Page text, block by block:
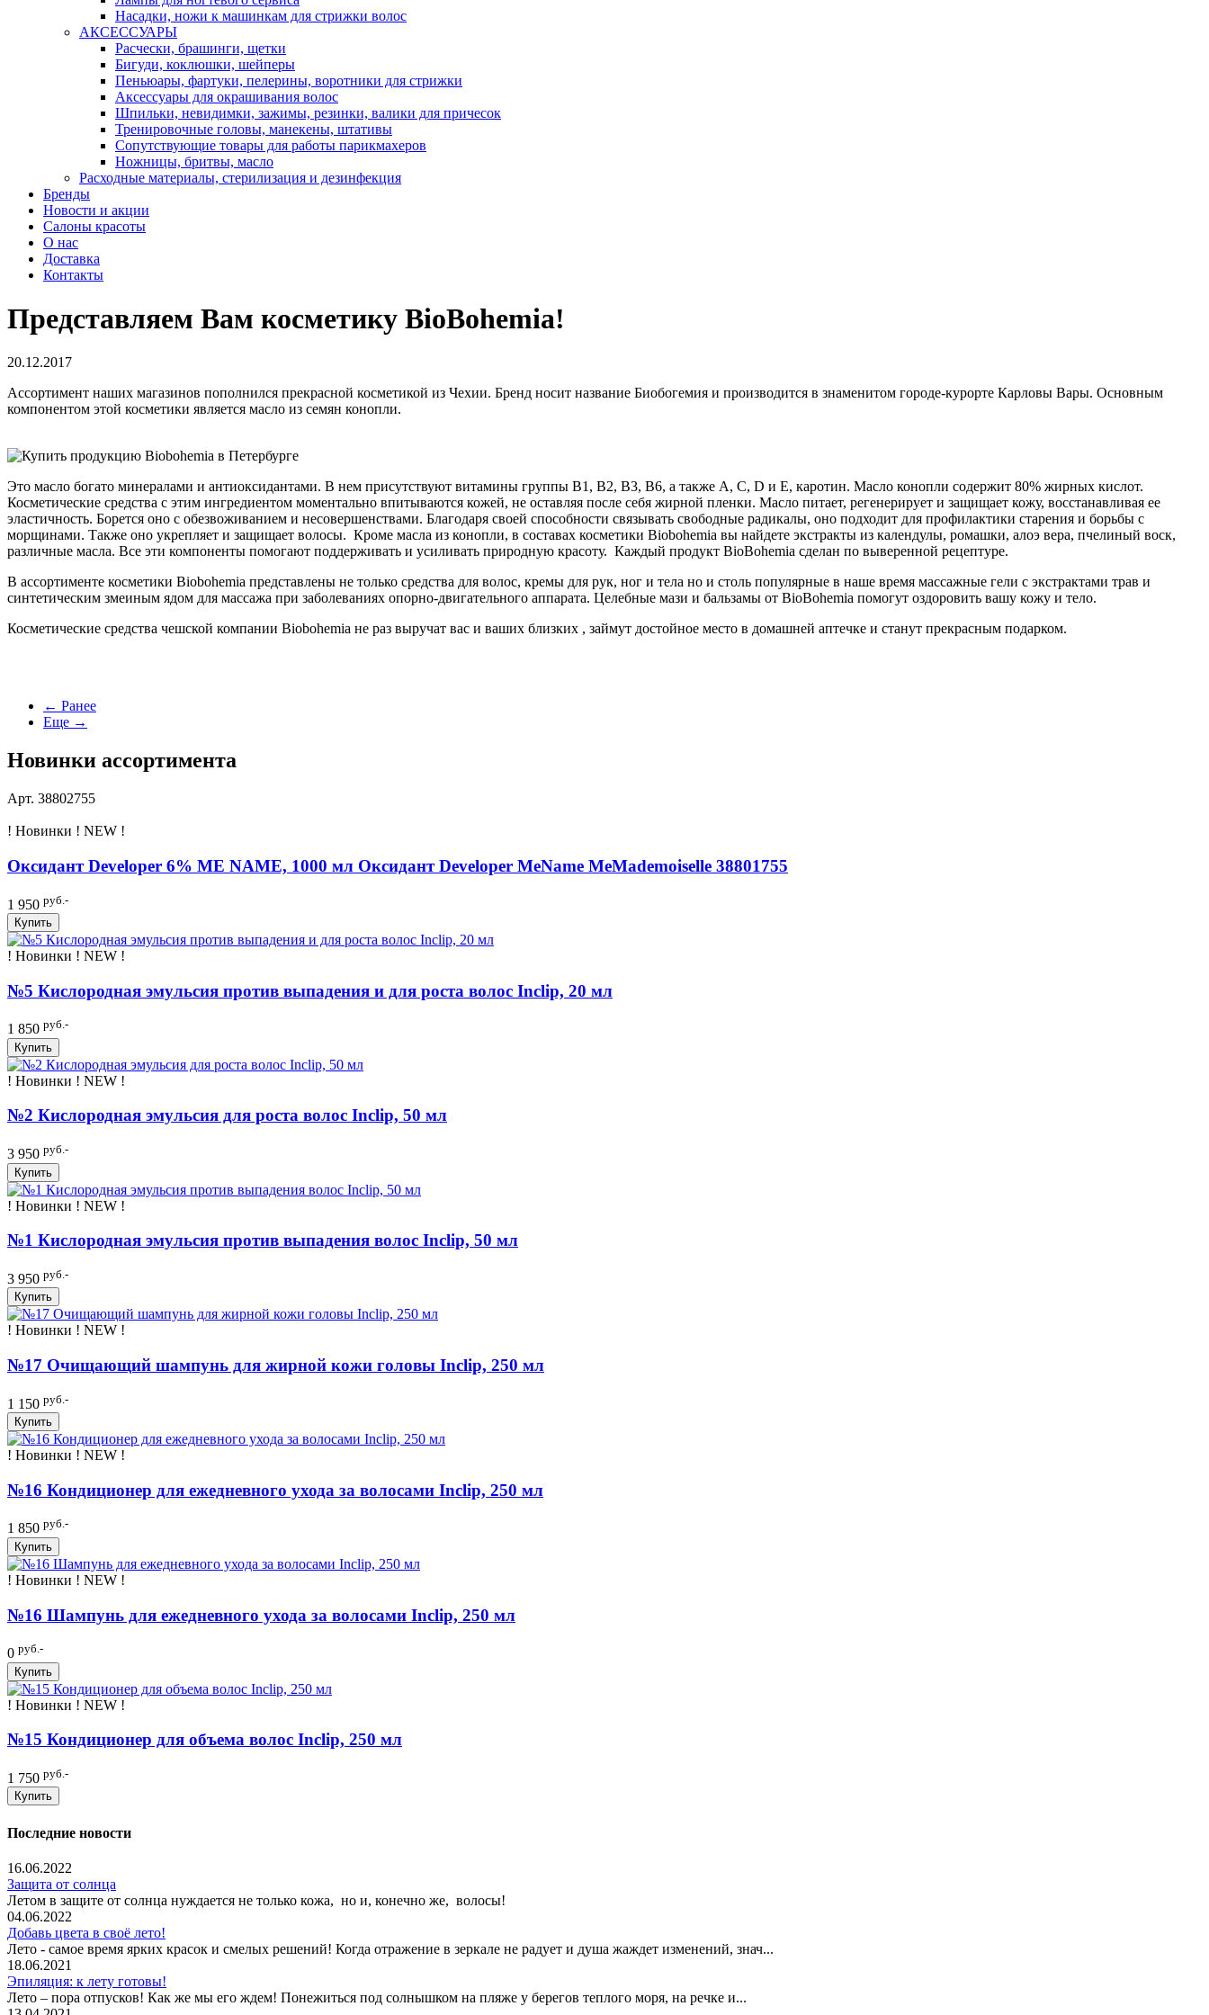
Насадки, ножи к машинкам для стрижки волос
АКСЕССУАРЫ
Расчески, брашинги, щетки
Бигуди, коклюшки, шейперы
Пеньюары, фартуки, пелерины, воротники для стрижки
Аксессуары для окрашивания волос
Шпильки, невидимки, зажимы, резинки, валики для причесок
Тренировочные головы, манекены, штативы
Сопутствующие товары для работы парикмахеров
Ножницы, бритвы, масло
Расходные материалы, стерилизация и дезинфекция
Бренды
Новости и акции
Салоны красоты
О нас
Доставка
Контакты
Представляем Вам косметику BioBohemia!
20.12.2017
Ассортимент наших магазинов пополнился прекрасной косметикой из Чехии. Бренд носит название Биобогемия и производится в знаменитом городе-курорте Карловы Вары. Основным
компонентом этой косметики является масло из семян конопли.
Это масло богато минералами и антиоксидантами. В нем присутствуют витамины группы B1, B2, B3, B6, а также A, C, D и Е, каротин. Масло конопли содержит 80% жирных кислот.
Косметические средства с этим ингредиентом моментально впитываются кожей, не оставляя после себя жирной пленки. Масло питает, регенерирует и защищает кожу, восстанавливая ее
эластичность. Борется оно с обезвоживанием и несовершенствами. Благодаря своей способности связывать свободные радикалы, оно подходит для профилактики старения и борьбы с
морщинами. Также оно укрепляет и защищает волосы. Кроме масла из конопли, в составах косметики Biobohemia вы найдете экстракты из календулы, ромашки, алоэ вера, пчелиный воск,
различные масла. Все эти компоненты помогают поддерживать и усиливать природную красоту. Каждый продукт BioBohemia сделан по выверенной рецептуре.
В ассортименте косметики Biobohemia представлены не только средства для волос, кремы для рук, ног и тела но и столь популярные в наше время массажные гели с экстрактами трав и
синтетическим змеиным ядом для массажа при заболеваниях опорно-двигательного аппарата. Целебные мази и бальзамы от BioBohemia помогут оздоровить вашу кожу и тело.
Косметические средства чешской компании Biobohemia не раз выручат вас и ваших близких , займут достойное место в домашней аптечке и станут прекрасным подарком.
← Ранее
Еще →
Новинки ассортимента
Арт. 38802755
! Новинки ! NEW !
Оксидант Developer 6% ME NAME, 1000 мл Оксидант Developer MeName MeMademoiselle 38801755
1 950 руб.-
Купить
! Новинки ! NEW !
№5 Кислородная эмульсия против выпадения и для роста волос Inclip, 20 мл
1 850 руб.-
Купить
! Новинки ! NEW !
№2 Кислородная эмульсия для роста волос Inclip, 50 мл
3 950 руб.-
Купить
! Новинки ! NEW !
№1 Кислородная эмульсия против выпадения волос Inclip, 50 мл
3 950 руб.-
Купить
! Новинки ! NEW !
№17 Очищающий шампунь для жирной кожи головы Inclip, 250 мл
1 150 руб.-
Купить
! Новинки ! NEW !
№16 Кондиционер для ежедневного ухода за волосами Inclip, 250 мл
1 850 руб.-
Купить
! Новинки ! NEW !
№16 Шампунь для ежедневного ухода за волосами Inclip, 250 мл
0 руб.-
Купить
! Новинки ! NEW !
№15 Кондиционер для объема волос Inclip, 250 мл
1 750 руб.-
Купить
Последние новости
16.06.2022
Защита от солнца
Летом в защите от солнца нуждается не только кожа, но и, конечно же, волосы!
04.06.2022
Добавь цвета в своё лето!
Лето - самое время ярких красок и смелых решений! Когда отражение в зеркале не радует и душа жаждет изменений, знач...
18.06.2021
Эпиляция: к лету готовы!
Лето – пора отпусков! Как же мы его ждем! Понежиться под солнышком на пляже у берегов теплого моря, на речке и...